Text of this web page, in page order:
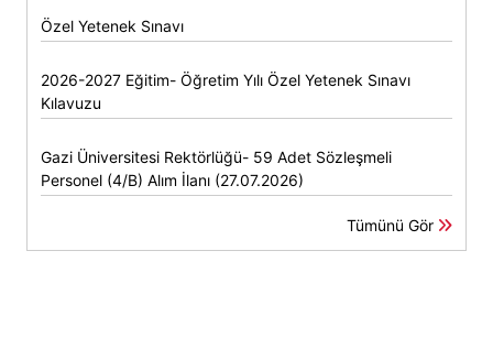
Özel Yetenek Sınavı
2026-2027 Eğitim- Öğretim Yılı Özel Yetenek Sınavı
Kılavuzu
Gazi Üniversitesi Rektörlüğü- 59 Adet Sözleşmeli
Personel (4/B) Alım İlanı (27.07.2026)
Tümünü Gör